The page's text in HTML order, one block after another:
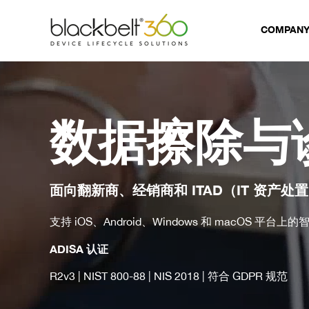
COMPANY
数据擦除与
面向翻新商、经销商和 ITAD （IT 资产处
支持 iOS 、Android 、Windows 和 macOS 平台上的
ADISA 认证
R2v3 | NIST 800-88 | NIS 2018 | 符合 GDPR 规范